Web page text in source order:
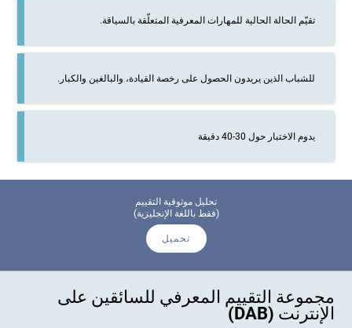
تقيّم الحالة الحالية للمهارات المعرفية المتعلّقة بالسياقة.
للشباب الذين يريدون الحصول على رخصة القيادة، والبالغين والكبار.
يدوم الاختبار حول 30-40 دقيقة
تحليل موثوقية التقييم
(فقط باللغة الإنجليزية)
تحميل
مجموعة التقييم المعرفي للسائقين على
الإنترنت (DAB)